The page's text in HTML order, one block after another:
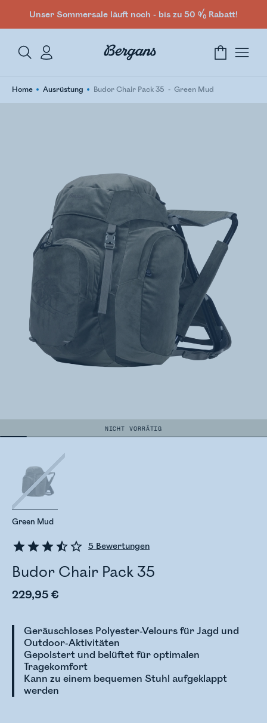
Unser Sommersale läuft noch - bis zu 50 % Rabatt!
Home Ausrüstung Budor Chair Pack 35 Green Mud
NICHT VORRÄTIG
5 Bewertungen
Budor Chair Pack 35
229,95 €
Geräuschloses Polyester-Velours für Jagd und
Outdoor-Aktivitäten
Gepolstert und belüftet für optimalen
Tragekomfort
Kann zu einem bequemen Stuhl aufgeklappt
werden
Green Mud